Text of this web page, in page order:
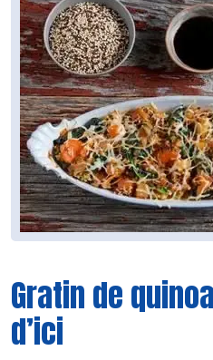
Gratin de
d’ici